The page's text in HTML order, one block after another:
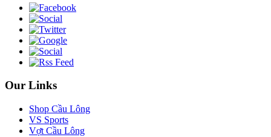
Our Links
Shop Cầu Lông
VS Sports
Vợt Cầu Lông